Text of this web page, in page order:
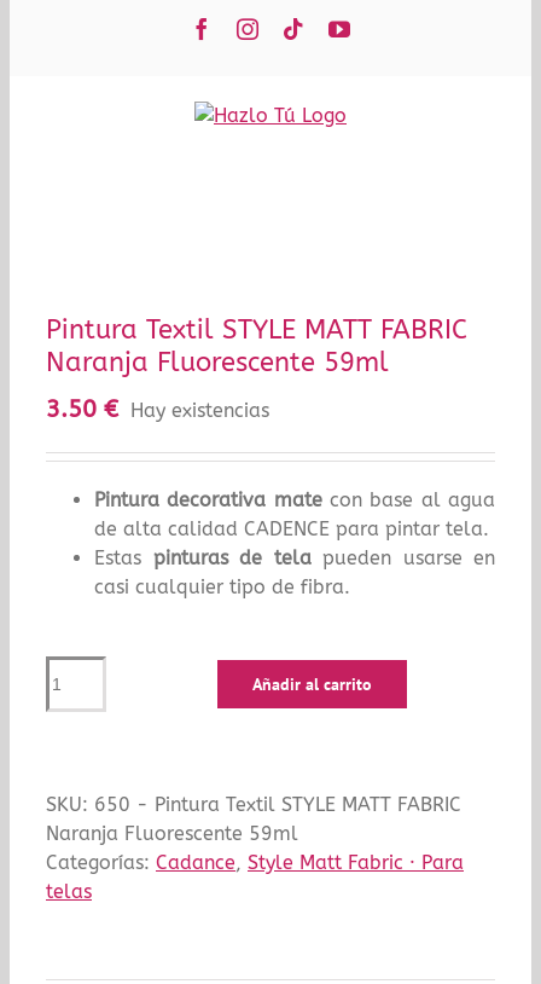
FacebookInstagram
TiktokYouTube
Pintura Textil STYLE MATT FABRIC
Naranja Fluorescente 59ml
3.50 € Hay existencias
Pintura decorativa matecon base al agua
de alta calidad CADENCE para pintar tela.
Estas pinturas de telapueden usarse en
casi cualquier tipo de fibra.
Textil
Naranja
Fluorescente
59ml
cantidad
Añadir al carrito
SKU: 650 - Pintura Textil STYLE MATT FABRIC
Naranja Fluorescente 59ml
Categorías: Cadance, Style Matt Fabric · Para
telas